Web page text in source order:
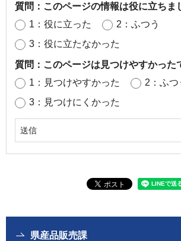
質問：このページの情報は役に立ちま
1：役に立った
2：ふつう
3：役に立たなかった
質問：このページは見つけやすかった
1：見つけやすかった
2：ふつ
3：見つけにくかった
県産品販売課